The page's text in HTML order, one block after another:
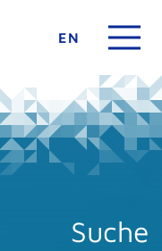
EN
Suche